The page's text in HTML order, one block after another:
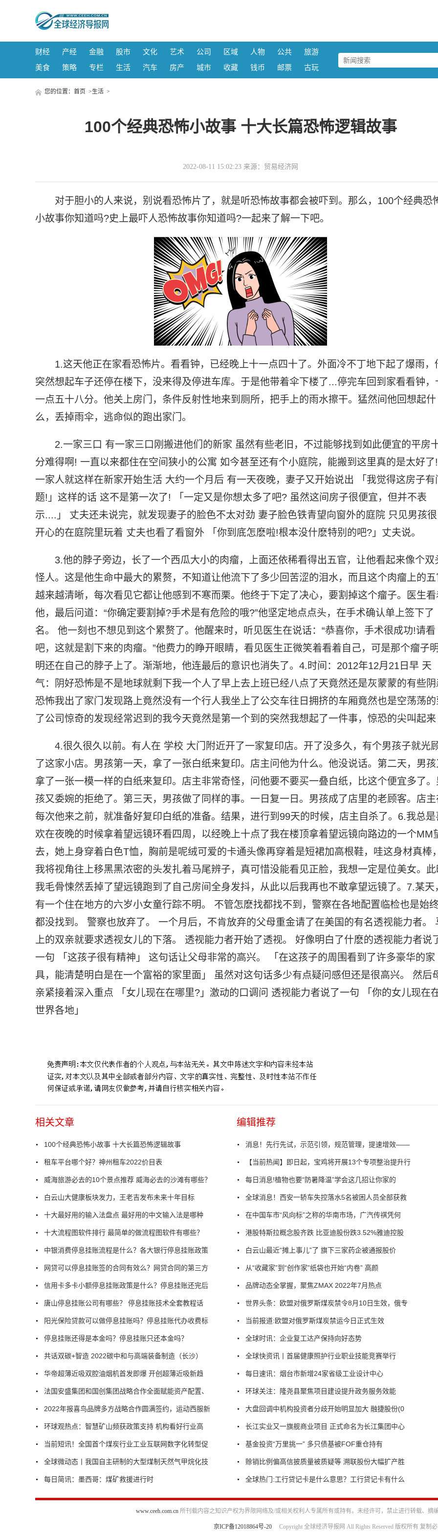
财经 产经 金融 股市 文化 艺术 公司 区域 人物 公共
旅游
美食
策略 专栏 生活 汽车 房产 城市 收藏 钱币 邮票 古玩
您的位置： 首页 >生活 >
100个经典恐怖小故事 十大长篇恐怖逻辑故事
2022-08-11 15:02:23 来源：贸易经济网
对于胆小的人来说，别说看恐怖片了，就是听恐怖故事都会被吓到。那么，100个经典恐
小故事你知道吗?史上最吓人恐怖故事你知道吗?一起来了解一下吧。
1.这天他正在家看恐怖片。看看钟，已经晚上十一点四十了。外面冷不丁地下起了爆雨，
突然想起车子还停在楼下，没来得及停进车库。于是他带着伞下楼了...停完车回到家看看钟，
一点五十八分。他关上房门，条件反射性地来到厕所，把手上的雨水擦干。猛然间他回想起什
么，丢掉雨伞，逃命似的跑出家门。
2.一家三口 有一家三口刚搬进他们的新家 虽然有些老旧，不过能够找到如此便宜的平房
分难得啊! 一直以来都住在空间狭小的公寓 如今甚至还有个小庭院，能搬到这里真的是太好了!
一家人就这样在新家开始生活 大约一个月后 有一天夜晚，妻子又开始说出 「我觉得这房子有
题!」这样的话 这不是第一次了! 「一定又是你想太多了吧? 虽然这间房子很便宜，但并不表
示....」 丈夫还未说完，就发现妻子的脸色不太对劲 妻子脸色铁青望向窗外的庭院 只见男孩很
开心的在庭院里玩着 丈夫也看了看窗外 「你到底怎麽啦!根本没什麽特别的吧?」丈夫说。
3.他的脖子旁边，长了一个西瓜大小的肉瘤，上面还依稀看得出五官，让他看起来像个双
怪人。这是他生命中最大的累赘，不知道让他流下了多少回苦涩的泪水，而且这个肉瘤上的五
越来越清晰，每次看见它都让他感到不寒而栗。他终于下定了决心，要割掉这个瘤子。医生看
他，最后问道：“你确定要割掉?手术是有危险的哦?”他坚定地点点头，在手术确认单上签下了
名。 他一刻也不想见到这个累赘了。他醒来时，听见医生在说话：“恭喜你，手术很成功!请看
吧，这就是割下来的肉瘤。”他费力的睁开眼睛，看见医生正微笑着看着自己，可是那个瘤子明
明还在自己的脖子上了。渐渐地，他连最后的意识也消失了。4.时间：2012年12月21日早 天
气：阴好恐怖是不是地球就剩下我一个人了早上去上班已经八点了天竟然还是灰蒙蒙的有些阴
恐怖我出了家门发现路上竟然没有一个行人我坐上了公交车往日拥挤的车厢竟然也是空荡荡的
了公司惊奇的发现经常迟到的我今天竟然是第一个到的突然我想起了一件事，惊恐的尖叫起来
4.很久很久以前。有人在 学校 大门附近开了一家复印店。开了没多久，有个男孩子就光
了这家小店。男孩第一天，拿了一张白纸来复印。店主问他为什么。他没说话。第二天，男孩
拿了一张一模一样的白纸来复印。店主非常奇怪，问他要不要买一叠白纸，比这个便宜多了。
孩又委婉的拒绝了。第三天，男孩做了同样的事。一日复一日。男孩成了店里的老顾客。店主
每次他来之前，就准备好复印白纸的准备。结果，进行到99天的时候，店主自杀了。6.我总是
欢在夜晚的时候拿着望远镜环看四周，以经晚上十点了我在楼顶拿着望远镜向路边的一个MM
去，她上身穿着白色T恤，胸前是呢绒可爱的卡通头像再穿着是短裙加高根鞋，哇这身材真棒，
我将视角往上移黑黑浓密的头发扎着马尾辨子，真可惜没能看见正脸，我想一定是位美女。此
我毛骨悚然丢掉了望远镜跑到了自己房间全身发抖，从此以后我再也不敢拿望远镜了。7.某天
有一个住在地方的六岁小女童行踪不明。 不管怎麽找都找不到，警察在各地配置临检也是始
都没找到。 警察也放弃了。 一个月后，不肯放弃的父母重金请了在美国的有名透视能力者。
上的双亲就要求透视女儿的下落。 透视能力者开始了透视。 好像明白了什麽的透视能力者说
一句 「这孩子很有精神」 这句话让父母非常的高兴。 「在这孩子的周围看到了许多豪华的家
具，能清楚明白是在一个富裕的家里面」 虽然对这句话多少有点疑问感但还是很高兴。 然后
亲紧接着深入重点 「女儿现在在哪里?」激动的口调问 透视能力者说了一句 「你的女儿现在
世界各地」
相关文章
100个经典恐怖小故事 十大长篇恐怖逻辑故事
租车平台哪个好？神州租车2022价目表
威海旅游必去的10个景点推荐 威海必去的沙滩有哪些？
白云山大健康板块发力，王老吉发布未来十年目标
十大最好用的输入法盘点 最好用的中文输入法是哪种
十大流程图软件排行 最简单的做流程图软件有哪些？
中银消费停息挂账流程是什么？各大银行停息挂账政策
网贷可以停息挂账签的合同有效么？网贷合同的第三方
信用卡多卡小额停息挂账政策是什么？停息挂账还完后
唐山停息挂账公司有哪些？ 停息挂账技术全套教程话
阳光保险贷款可以做停息挂账吗？停息挂账代办收费标
停息挂账还得是本金吗？停息挂账只还本金吗？
共话双碳+智造 2022碳中和与高端装备制造（长沙）
华帝超薄近吸双腔油烟机首发即爆 开创超薄近吸新趋
法国安盛集团和国创集团战略合作全面赋能资产配置、
2022年报喜鸟品牌多方战略合作圆满签约，运动西服新
环球观热点：智慧矿山频获政策支持 机构看好行业高
当前短讯！全国首个煤炭行业工业互联网数字化转型促
全球微动态丨我国自主研制的大型煤制天然气甲烷化技
每日简讯：墨西哥：煤矿救援进行时
编辑推荐
消息！先行先试，示范引领，规范管理，提速增效——
【当前热闻】即日起，宝鸡将开展13个专项整治提升行
每日消息!植物也要“防暑降温”学会这几招让你家的
全球消息！西安一轿车失控落水5名被困人员全部获救
在中国车市“风向标”之称的华南市场，广汽传祺凭何
港股特斯拉概念股齐跌 比亚迪股份跌3.52%雅迪控股
白云山最近“摊上事儿”了 旗下三家药企被通报股价
从“收藏家”到“创作家”纸袋也开始“内卷” 高颜
品牌动态全掌握，聚焦ZMAX 2022年7月热点
世界头条：欧盟对俄罗斯煤炭禁令8月10日生效，俄专
当前报道:欧盟对俄罗斯煤炭禁运今日正式生效
全球时讯：企业复工达产保持向好态势
全球快资讯丨首届健康照护行业职业技能竞赛举行
每日速讯：烟台市新增24家省级工业设计中心
环球关注：隆尧县聚焦项目建设提升政务服务效能
大盘回调中机构投资者分歧开始明显加大 融捷股份(0
长江实业又一旗舰商业项目 正式命名为长江集团中心
基金投资“万里挑一” 多只债基被FOF重仓持有
赊销比例偏高信披质量被质疑等 溯联股份大幅扩产胜
全球热门:工行贷记卡是什么意思？工行贷记卡有什么
www.ceeh.com.cn所刊载内容之知识产权为界限网络及/或相关权利人专属所有或持有。未经许可，禁止进行转载、摘
京ICP备12018864号-20 Copyright 全球经济导报网 All Rights Reserved 版权所有 复制